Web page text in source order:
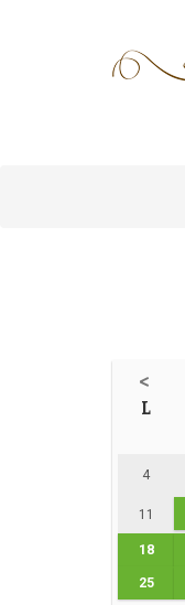
<
L
4
11
18
25